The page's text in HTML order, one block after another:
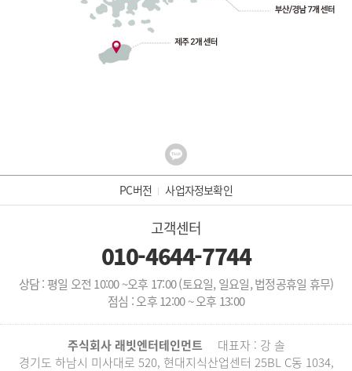
PC버전 사업자정보확인
고객센터
010-4644-7744
상담 : 평일 오전 10:00 ~오후 17:00 (토요일, 일요일, 법정공휴일 휴무)
점심 : 오후 12:00 ~ 오후 13:00
주식회사 래빗엔터테인먼트
대표자 : 강 솔
경기도 하남시 미사대로 520, 현대지식산업센터 25BL C동 1034,